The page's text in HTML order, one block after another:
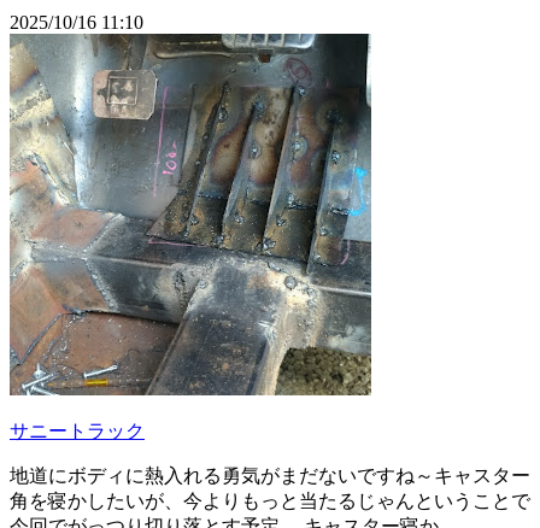
2025/10/16 11:10
サニートラック
地道にボディに熱入れる勇気がまだないですね～キャスター
角を寝かしたいが、今よりもっと当たるじゃんということで